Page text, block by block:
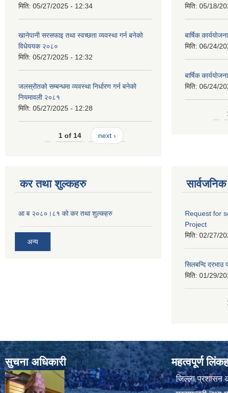
मिति: 05/27/2025 - 12:34
खानेपानी सरसफाइ तथा स्वच्छता व्यवस्था गर्न बनेको
विधेययक २०८०
मिति: 05/27/2025 - 12:32
जलस्रोतको सम्बन्धमा व्यवस्था निर्धारण गर्न बनेको
नियमावली २०८१
मिति: 05/27/2025 - 12:28
1 of 14 next ›
मिति: 05/18/
बार्षिक
मिति: 06/24/
बार्षिक
मिति: 06/24/
कर तथा शुल्कहरु
आ ब २०८०।८१ को कर तथा शुल्कहरु
अन्य
Request for
Project
मिति: 02/27/
सिलबन्दि दरभाउ
मिति: 01/29/
सुचना अधिकारी महत्वपूर्ण
जिल्ला प्रशासन